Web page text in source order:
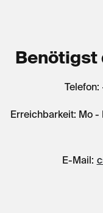
Benötigst
Erreichbarkeit: Mo -
E-Mail: